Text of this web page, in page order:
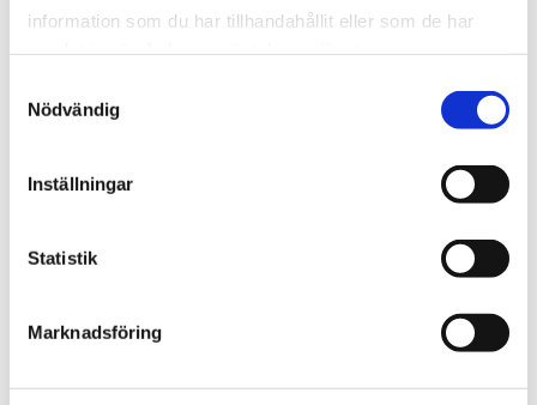
information som du har tillhandahållit eller som de har
Nödvändig
Inställningar
Statistik
Marknadsföring
Detta ingår:
Motorolja, byte